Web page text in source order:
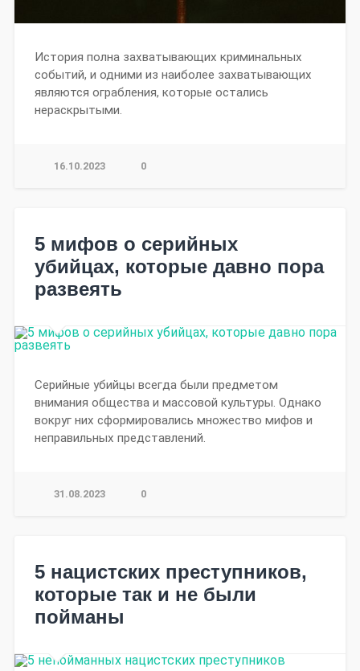
История полна захватывающих криминальных
событий, и одними из наиболее захватывающих
являются ограбления, которые остались
нераскрытыми.
16.10.2023 0
5 мифов о серийных
убийцах, которые давно пора
развеять
Серийные убийцы всегда были предметом
внимания общества и массовой культуры. Однако
вокруг них сформировались множество мифов и
неправильных представлений.
31.08.2023 0
5 нацистских преступников,
которые так и не были
пойманы